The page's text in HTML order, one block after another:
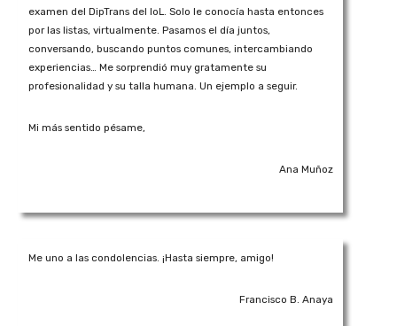
examen del DipTrans del IoL. Solo le conocía hasta entonces
por las listas, virtualmente. Pasamos el día juntos,
conversando, buscando puntos comunes, intercambiando
experiencias… Me sorprendió muy gratamente su
profesionalidad y su talla humana. Un ejemplo a seguir.
Mi más sentido pésame,
Ana Muñoz
Me uno a las condolencias. ¡Hasta siempre, amigo!
Francisco B. Anaya